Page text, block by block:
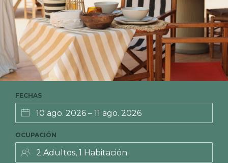
FECHAS
OCUPACIÓN